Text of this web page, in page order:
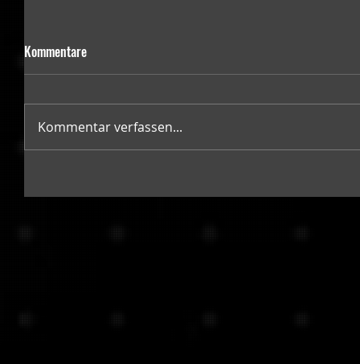
Kommentare
Kommentar verfassen...